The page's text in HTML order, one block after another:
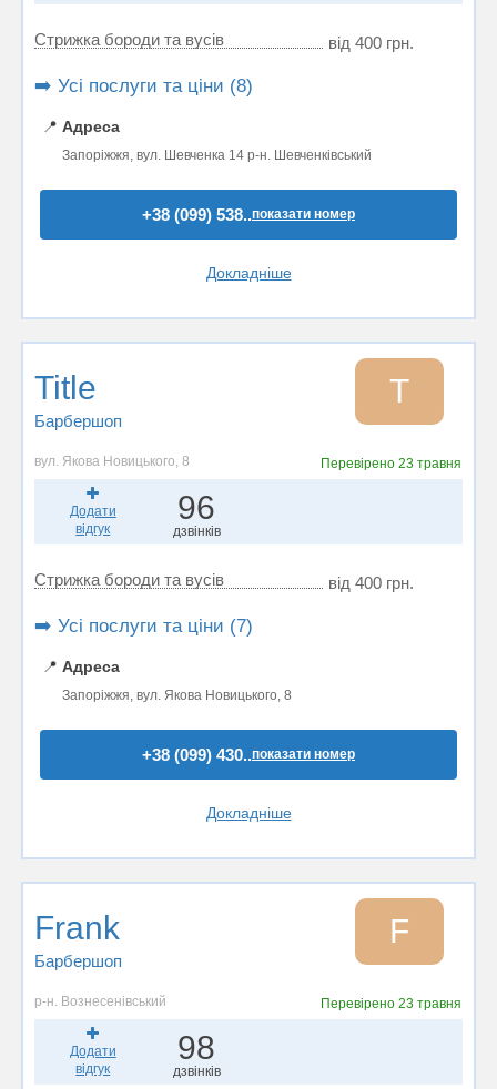
Стрижка бороди та вусів від 400 грн.
➡️ Усі послуги та ціни (8)
📍 Адреса
Запоріжжя, вул. Шевченка 14 р-н. Шевченківський
+38 (099) 538..показати номер
Докладніше
Title
Барбершоп
T
вул. Якова Новицького, 8 Перевірено23 травня
Додати
відгук
96
дзвінків
Стрижка бороди та вусів від 400 грн.
➡️ Усі послуги та ціни (7)
📍 Адреса
Запоріжжя, вул. Якова Новицького, 8
+38 (099) 430..показати номер
Докладніше
Frank
Барбершоп
F
р-н. Вознесенівський Перевірено23 травня
Додати
відгук
98
дзвінків